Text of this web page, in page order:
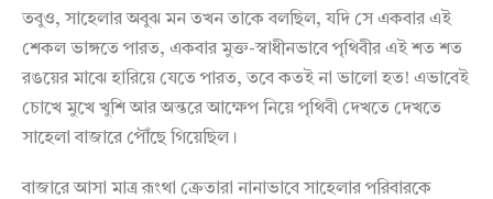
তবুও, সাহেলার অবুঝ মন তখন তাকে বলছিল, যদি সে একবার এই
শেকল ভাঙ্গতে পারত, একবার মুক্ত-স্বাধীনভাবে পৃথিবীর এই শত শত
রঙয়ের মাঝে হারিয়ে যেতে পারত, তবে কতই না ভালো হত! এভাবেই
চোখে মুখে খুশি আর অন্তরে আক্ষেপ নিয়ে পৃথিবী দেখতে দেখতে
সাহেলা বাজারে পৌঁছে গিয়েছিল।
বাজারে আসা মাত্র রূংথা ক্রেতারা নানাভাবে সাহেলার পরিবারকে